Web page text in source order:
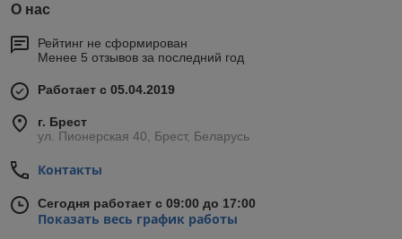
О нас
Рейтинг не сформирован
Менее 5 отзывов за последний год
Работает с 05.04.2019
г. Брест
ул. Пионерская 40, Брест, Беларусь
Контакты
Сегодня работает с 09:00 до 17:00
Показать весь график работы